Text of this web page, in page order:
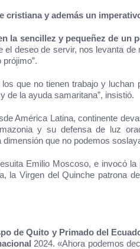
cristiana y además un
la sencillez y pequeñez de un
deseo de servir, nos levanta
los que no tienen trabajo y luchan
de la ayuda samaritana”, insistió.
América Latina, continente
y su defensa de luz
que no podemos
Emilio Moscoso, e invocó
Virgen del Quinche patrona
de Quito y Primado del
2024. «Ahora podemos